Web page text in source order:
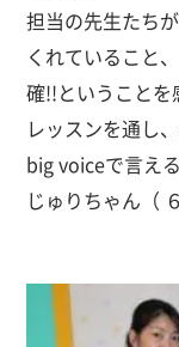
担当の先生たち
くれていること
確!!ということを
レッスンを通し
big voiceで言え
じゅりちゃん（